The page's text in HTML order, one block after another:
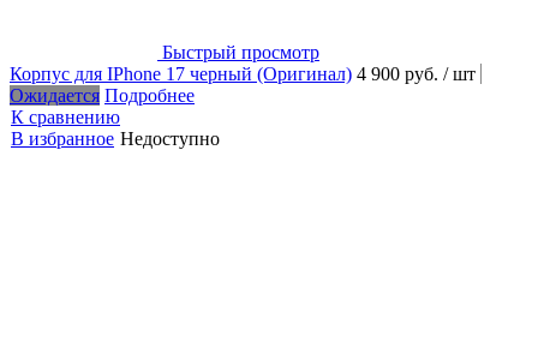
Быстрый просмотр
Корпус для IPhone 17 черный (Оригинал) 4 900 руб. / шт
Ожидается Подробнее
К сравнению
В избранное Недоступно